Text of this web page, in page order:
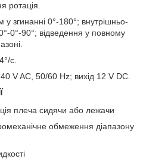
ротація.
у згинанні 0°-180°; внутрішньо-
0°-90°; відведення у повному
с.
V AC, 50/60 Hz; вихід 12 V DC.
плеча сидячи або лежачи
обмеження діапазону